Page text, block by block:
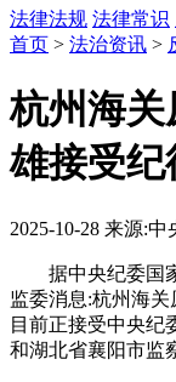
法律法规 法律常识
首页 > 法治资讯 >
杭州海
雄接受
2025-10-28 来源:中
据中央纪委国
监委消息:杭州海
目前正接受中央纪
和湖北省襄阳市监